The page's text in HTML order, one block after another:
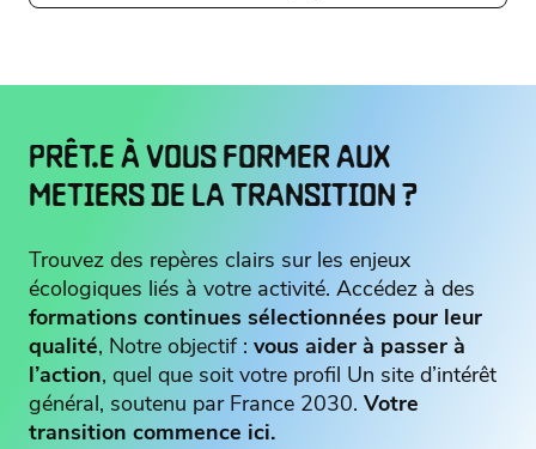
PRÊT.E À VOUS FORMER AUX
METIERS DE LA TRANSITION ?
Trouvez des repères clairs sur les enjeux
écologiques liés à votre activité. Accédez à des
formations continues sélectionnées pour leur
qualité, Notre objectif : vous aider à passer à
l’action, quel que soit votre profil Un site d’intérêt
général, soutenu par France 2030. Votre
transition commence ici.